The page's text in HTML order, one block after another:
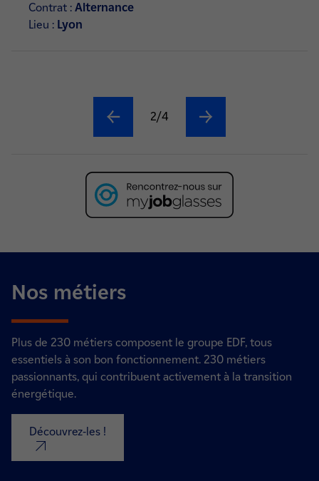
Contrat : Alternance
Lieu : Lyon
2/4
Nos métiers
Plus de 230 métiers composent le groupe EDF, tous
essentiels à son bon fonctionnement. 230 métiers
passionnants, qui contribuent activement à la transition
énergétique.
Découvrez-les !
nouvel onglet